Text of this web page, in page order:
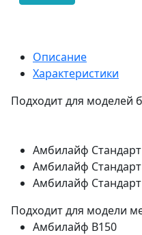
Описание
Характеристики
Подходит для моделей
Амбилайф
Амбилайф
Амбилайф
Подходит для модели
Амбилайф В150